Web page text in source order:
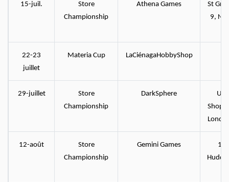
15-juil.
Store
Championship
Athena Games
St
9,
22-23
juillet
Materia Cup LaCiénagaHobbyShop
29-juillet
Store
Championship
DarkSphere
12-août
Store
Championship
Gemini Games
16